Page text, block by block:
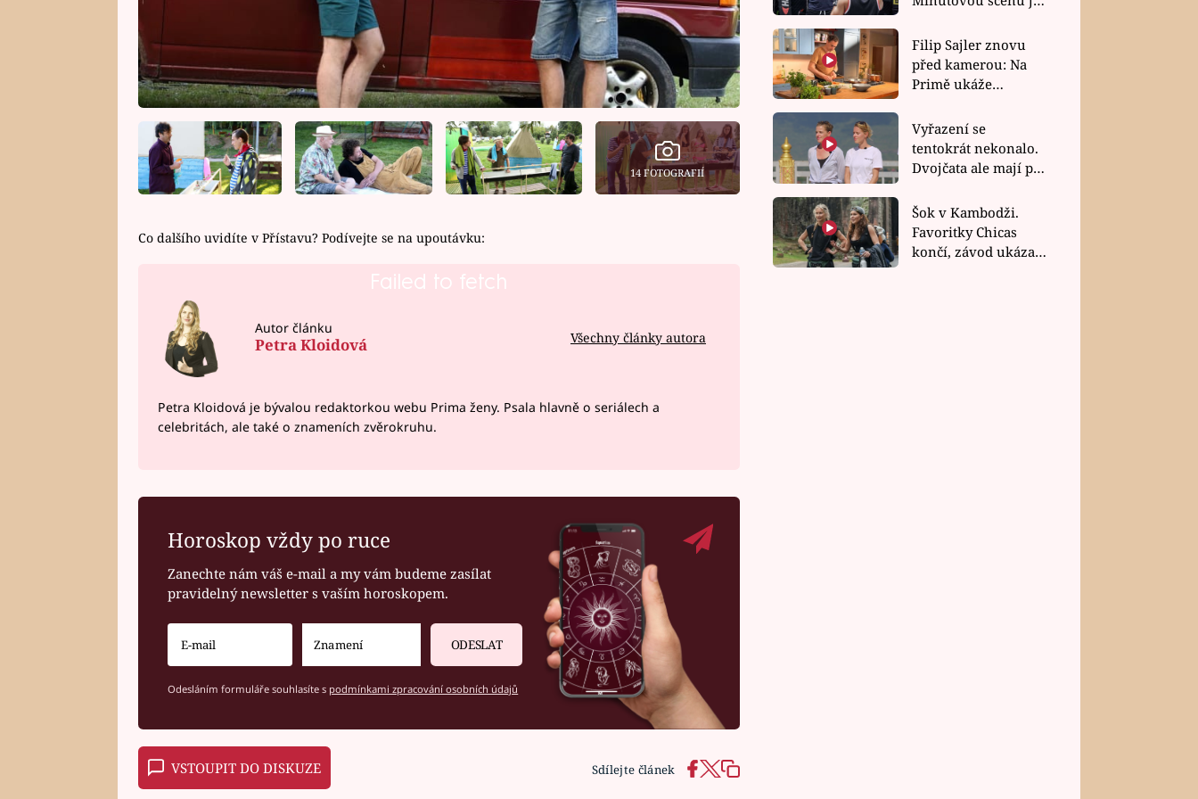
14 FOTOGRAFIÍ
Co dalšího uvidíte v Přístavu? Podívejte se na upoutávku:
Failed to fetch
Autor článku
Petra Kloidová Všechny články autora
Petra Kloidová je bývalou redaktorkou webu Prima ženy. Psala hlavně o seriálech a
celebritách, ale také o znameních zvěrokruhu.
Horoskop vždy po ruce
Zanechte nám váš e-mail a my vám budeme zasílat
pravidelný newsletter s vaším horoskopem.
ODESLAT
Odesláním formuláře souhlasíte s podmínkami zpracování osobních údajů
VSTOUPIT DO DISKUZE Sdílejte článek
Filip Sajler znovu
před kamerou: Na
Primě ukáže
rychlé recepty
Vyřazení se
tentokrát nekonalo.
Dvojčata ale mají po
závodu nůž na krku
Šok v Kambodži.
Favoritky Chicas
končí, závod ukázal